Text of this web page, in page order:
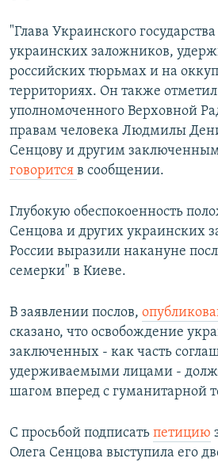
"Глава Украинского
украинских заложников,
российских тюрьмах и на
территориях. Он также
уполномоченного Верховной
правам человека Людмилы
Сенцову и другим
говорится в сообщении.
Глубокую обеспокоенность
Сенцова и других украинских
России выразили накануне
семерки" в Киеве.
В заявлении послов,
сказано, что освобождение
заключенных - как часть
удерживаемыми лицами -
шагом вперед с гуманитарной
С просьбой подписать петицию
Олега Сенцова выступила его